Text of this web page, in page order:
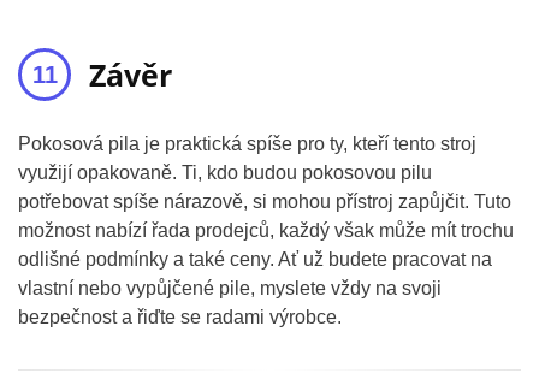
Závěr
Pokosová pila je praktická spíše pro ty, kteří tento stroj
využijí opakovaně. Ti, kdo budou pokosovou pilu
potřebovat spíše nárazově, si mohou přístroj zapůjčit. Tuto
možnost nabízí řada prodejců, každý však může mít trochu
odlišné podmínky a také ceny. Ať už budete pracovat na
vlastní nebo vypůjčené pile, myslete vždy na svoji
bezpečnost a řiďte se radami výrobce.